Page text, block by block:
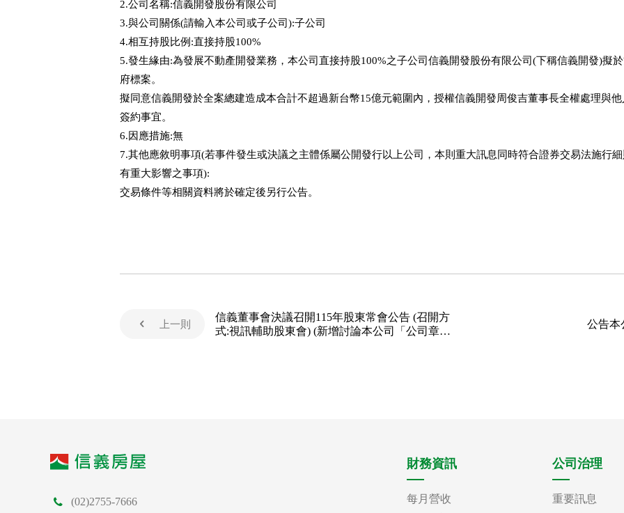
2.公司名稱:信義開發股份有限公司
3.與公司關係(請輸入本公司或子公司):子公司
4.相互持股比例:直接持股100%
5.發生緣由:為發展不動產開發業務，本公司直接持股100%之子公司信義開發股份有限公司(下稱信義開發)擬
府標案。
擬同意信義開發於全案總建造成本合計不超過新台幣15億元範圍內，授權信義開發周俊吉董事長全權處理與
簽約事宜。
6.因應措施:無
7.其他應敘明事項(若事件發生或決議之主體係屬公開發行以上公司，本則重大訊息同時符合證券交易法施行
有重大影響之事項):
交易條件等相關資料將於確定後另行公告。
上一則
信義董事會決議召開115年股東常會公告 (召開方
式:視訊輔助股東會) (新增討論本公司「公司章
公告本
(02)2755-7666
財務資訊
每月營收
公司治理
重要訊息